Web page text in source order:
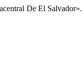
De El Salvador».